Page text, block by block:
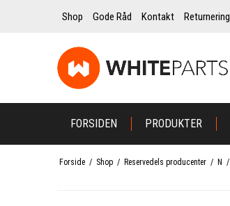
Shop Gode Råd Kontakt Returnering
FORSIDEN PRODUKTER
Forside / Shop / Reservedels producenter / N /